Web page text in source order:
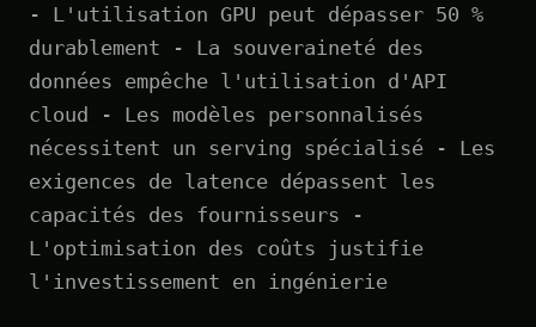
- L'utilisation GPU peut dépasser 50 %
durablement - La souveraineté des
données empêche l'utilisation d'API
cloud - Les modèles personnalisés
nécessitent un serving spécialisé - Les
exigences de latence dépassent les
capacités des fournisseurs -
L'optimisation des coûts justifie
l'investissement en ingénierie